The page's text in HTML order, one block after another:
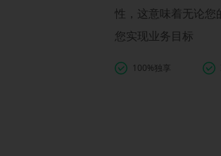
性，这意味着无论您
您实现业务目标
100%独享